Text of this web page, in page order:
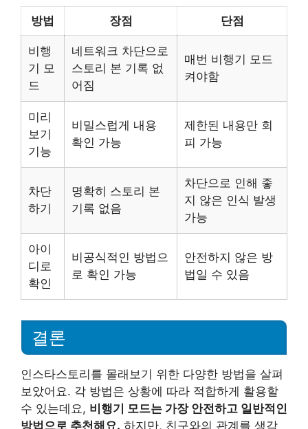
방법 장점 단점
비행
기 모
드
네트워크 차단으로
스토리 본 기록 없
어짐
매번 비행기 모드
켜야함
미리
보기
기능
비밀스럽게 내용
확인 가능
제한된 내용만 회
피 가능
차단
하기
명확히 스토리 본
기록 없음
차단으로 인해 좋
지 않은 인식 발생
가능
아이
디로
확인
비공식적인 방법으
로 확인 가능
안전하지 않은 방
법일 수 있음
결론
인스타스토리를 몰래보기 위한 다양한 방법을 살펴
보았어요. 각 방법은 상황에 따라 적합하게 활용할
수 있는데요, 비행기 모드는 가장 안전하고 일반적인
방법으로 추천해요. 하지만, 친구와의 관계를 생각